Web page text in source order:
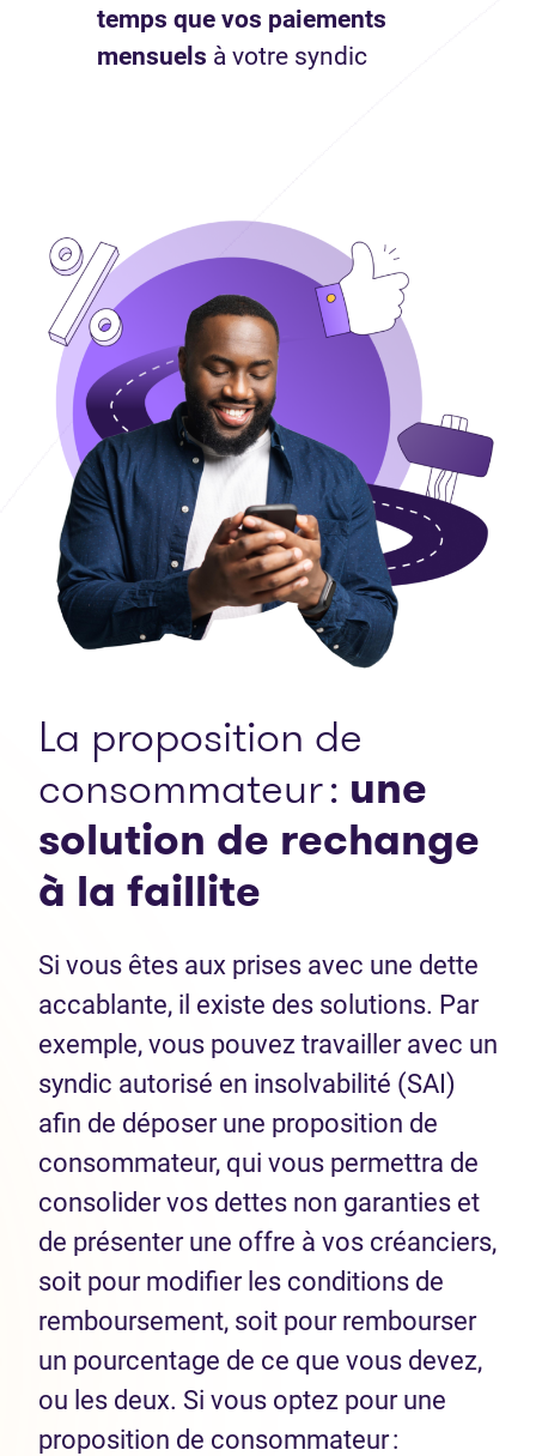
temps que vos paiements
mensuels à votre syndic
La proposition de
consommateur : une
solution de rechange
à la faillite
Si vous êtes aux prises avec une dette
accablante, il existe des solutions. Par
exemple, vous pouvez travailler avec un
syndic autorisé en insolvabilité (SAI)
afin de déposer une proposition de
consommateur, qui vous permettra de
consolider vos dettes non garanties et
de présenter une offre à vos créanciers,
soit pour modifier les conditions de
remboursement, soit pour rembourser
un pourcentage de ce que vous devez,
ou les deux. Si vous optez pour une
proposition de consommateur :